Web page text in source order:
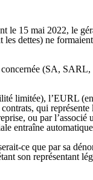
15 mai 2022, le
dettes) ne
(SA, SARL,
limitée), l’EURL
qui
ou par
entraîne
ce que par sa
son représentant